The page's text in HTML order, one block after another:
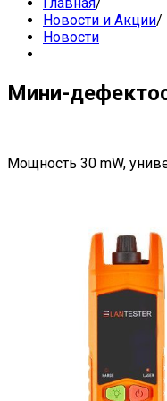
Новости и Акции/
Новости
Мини-
Мощность 30 mW,